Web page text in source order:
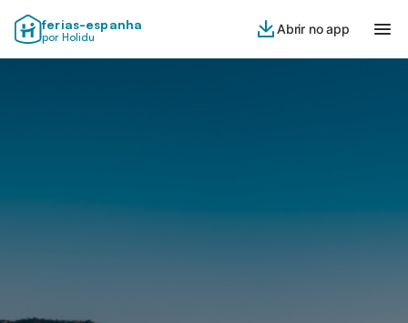
ferias-espanha
por Holidu
Abrir no app